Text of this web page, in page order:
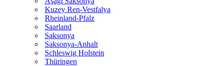
Kuzey Ren-Vestfalya
Rheinland-Pfalz
Saarland
Saksonya
Saksonya-Anhalt
Schleswig Holstein
Thüringen